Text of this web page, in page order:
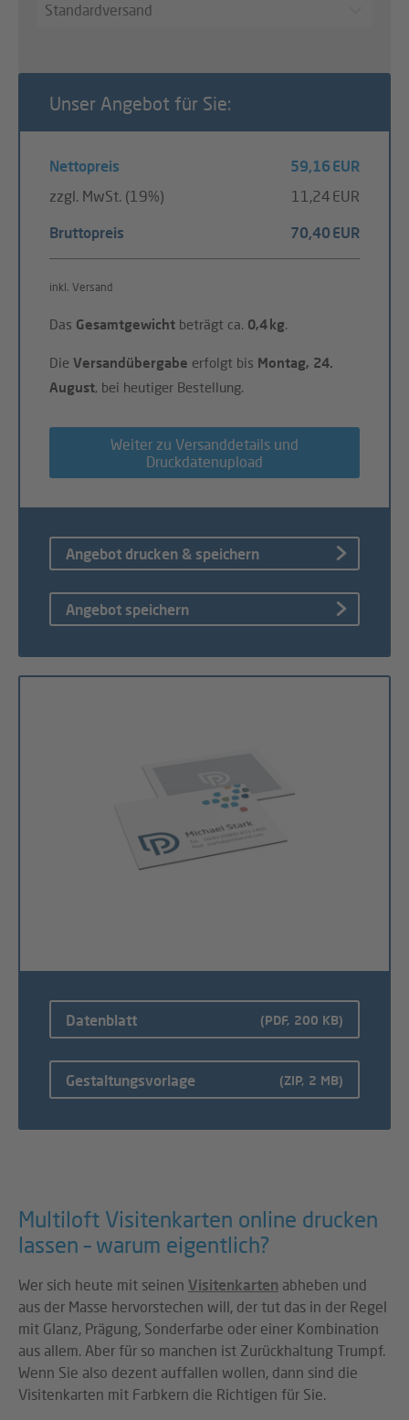
Standardversand
Unser Angebot für Sie:
Nettopreis
59,16 EUR
zzgl. MwSt. (19%)
11,24 EUR
Bruttopreis 70,40 EUR
inkl. Versand
Das Gesamtgewicht beträgt ca. 0,4 kg.
Die Versandübergabe erfolgt bis Montag, 24.
August, bei heutiger Bestellung.
Weiter zu Versanddetails und
Druckdatenupload
Angebot drucken & speichern
Angebot speichern
Datenblatt (PDF, 200 KB)
Gestaltungsvorlage (ZIP, 2 MB)
Multiloft Visitenkarten online drucken
lassen – warum eigentlich?
Wer sich heute mit seinen Visitenkarten abheben und
aus der Masse hervorstechen will, der tut das in der Regel
mit Glanz, Prägung, Sonderfarbe oder einer Kombination
aus allem. Aber für so manchen ist Zurückhaltung Trumpf.
Wenn Sie also dezent auffallen wollen, dann sind die
Visitenkarten mit Farbkern die Richtigen für Sie.